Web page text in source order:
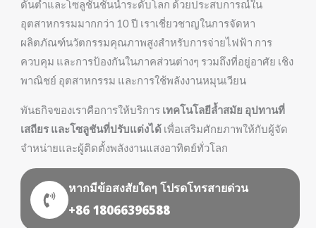
ดันต่ำและโซลูชันชั้นนำระดับโลก ด้วยประสบการณ์ใน
อุตสาหกรรมมากกว่า 10 ปี เราเชี่ยวชาญในการจัดหา
ผลิตภัณฑ์นวัตกรรมคุณภาพสูงสำหรับการจ่ายไฟฟ้า การ
ควบคุม และการป้องกันในภาคส่วนต่างๆ รวมถึงที่อยู่อาศัย เชิง
พาณิชย์ อุตสาหกรรม และการใช้พลังงานหมุนเวียน
พันธกิจของเราคือการให้บริการ เทคโนโลยีล้ำสมัย อุปทานที่
เสถียร และโซลูชันที่ปรับแต่งได้ เพื่อเสริมศักยภาพให้กับผู้จัด
จำหน่ายและผู้ติดตั้งพลังงานแสงอาทิตย์ทั่วโลก
หากมีข้อสงสัยใดๆ โปรดโทรสายด่วน
+86 18066396588